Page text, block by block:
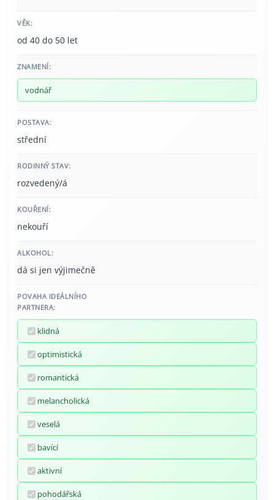
VĚK:
od 40 do 50 let
ZNAMENÍ:
vodnář
POSTAVA:
střední
RODINNÝ STAV:
rozvedený/á
KOUŘENÍ:
nekouří
ALKOHOL:
dá si jen výjimečně
POVAHA IDEÁLNÍHO
PARTNERA:
klidná
optimistická
romantická
melancholická
veselá
bavící
aktivní
pohodářská